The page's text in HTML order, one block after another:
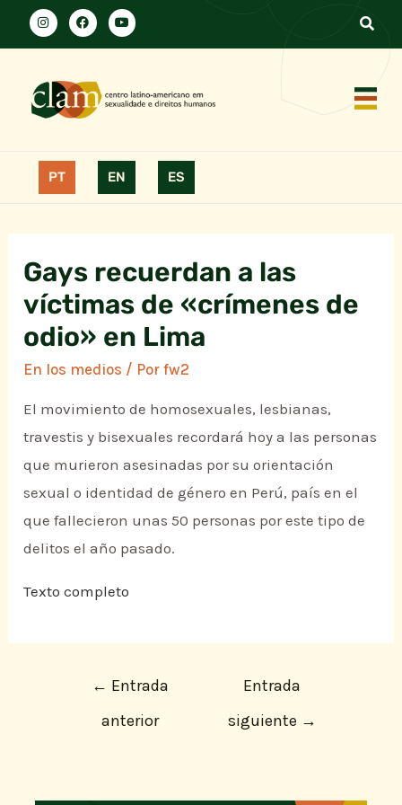
PT EN ES
Gays recuerdan a las
víctimas de «crímenes de
odio» en Lima
En los medios / Porfw2
El movimiento de homosexuales, lesbianas,
travestis y bisexuales recordará hoy a las personas
que murieron asesinadas por su orientación
sexual o identidad de género en Perú, país en el
que fallecieron unas 50 personas por este tipo de
delitos el año pasado.
Texto completo
← Entrada
anterior
Entrada
siguiente →